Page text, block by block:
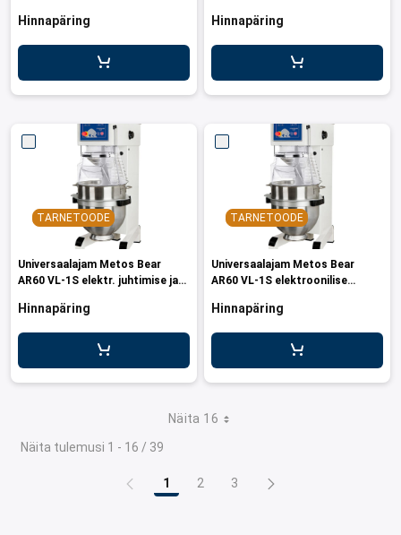
Hinnapäring Hinnapäring
TARNETOODE
Universaalajam Metos Bear
AR60 VL-1S elektr. juhtimise ja
Hinnapäring
TARNETOODE
Universaalajam Metos Bear
AR60 VL-1S elektroonilise
Hinnapäring
Näita 16
Näita tulemusi 1 - 16 / 39
Leht
1 Leht
2 Leht
3